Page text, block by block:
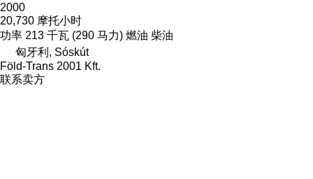
2000
20,730 摩托小时
功率 213 千瓦 (290 马力) 燃油 柴油
匈牙利, Sóskút
Föld-Trans 2001 Kft.
联系卖方